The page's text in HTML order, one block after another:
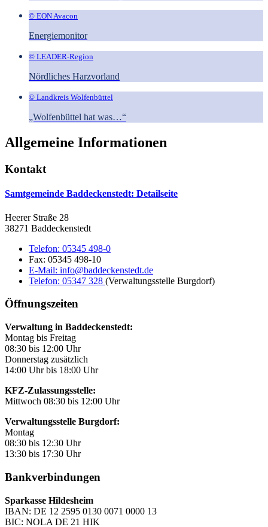
© EON Avacon
Energiemonitor
© LEADER-Region
Nördliches Harzvorland
© Landkreis Wolfenbüttel
„Wolfenbüttel hat was…“
Allgemeine Informationen
Kontakt
Samtgemeinde Baddeckenstedt: Detailseite
Heerer Straße 28
38271 Baddeckenstedt
Telefon: 05345 498-0
Fax: 05345 498-10
E-Mail: info@baddeckenstedt.de
Telefon: 05347 328 (Verwaltungsstelle Burgdorf)
Öffnungszeiten
Verwaltung in Baddeckenstedt:
Montag bis Freitag
08:30 bis 12:00 Uhr
Donnerstag zusätzlich
14:00 Uhr bis 18:00 Uhr
KFZ-Zulassungsstelle:
Mittwoch 08:30 bis 12:00 Uhr
Verwaltungsstelle Burgdorf:
Montag
08:30 bis 12:30 Uhr
13:30 bis 17:30 Uhr
Bankverbindungen
Sparkasse Hildesheim
IBAN: DE 12 2595 0130 0071 0000 13
BIC: NOLA DE 21 HIK